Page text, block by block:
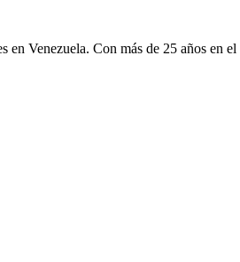
Venezuela. Con más de 25 años en